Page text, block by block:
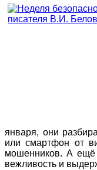
января, они
или смартфон от
мошенников. А ещё
вежливость и